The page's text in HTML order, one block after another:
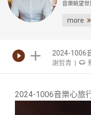
音樂眺望世
more
2024-1006
謝哲青 |
2024-1006音樂心旅